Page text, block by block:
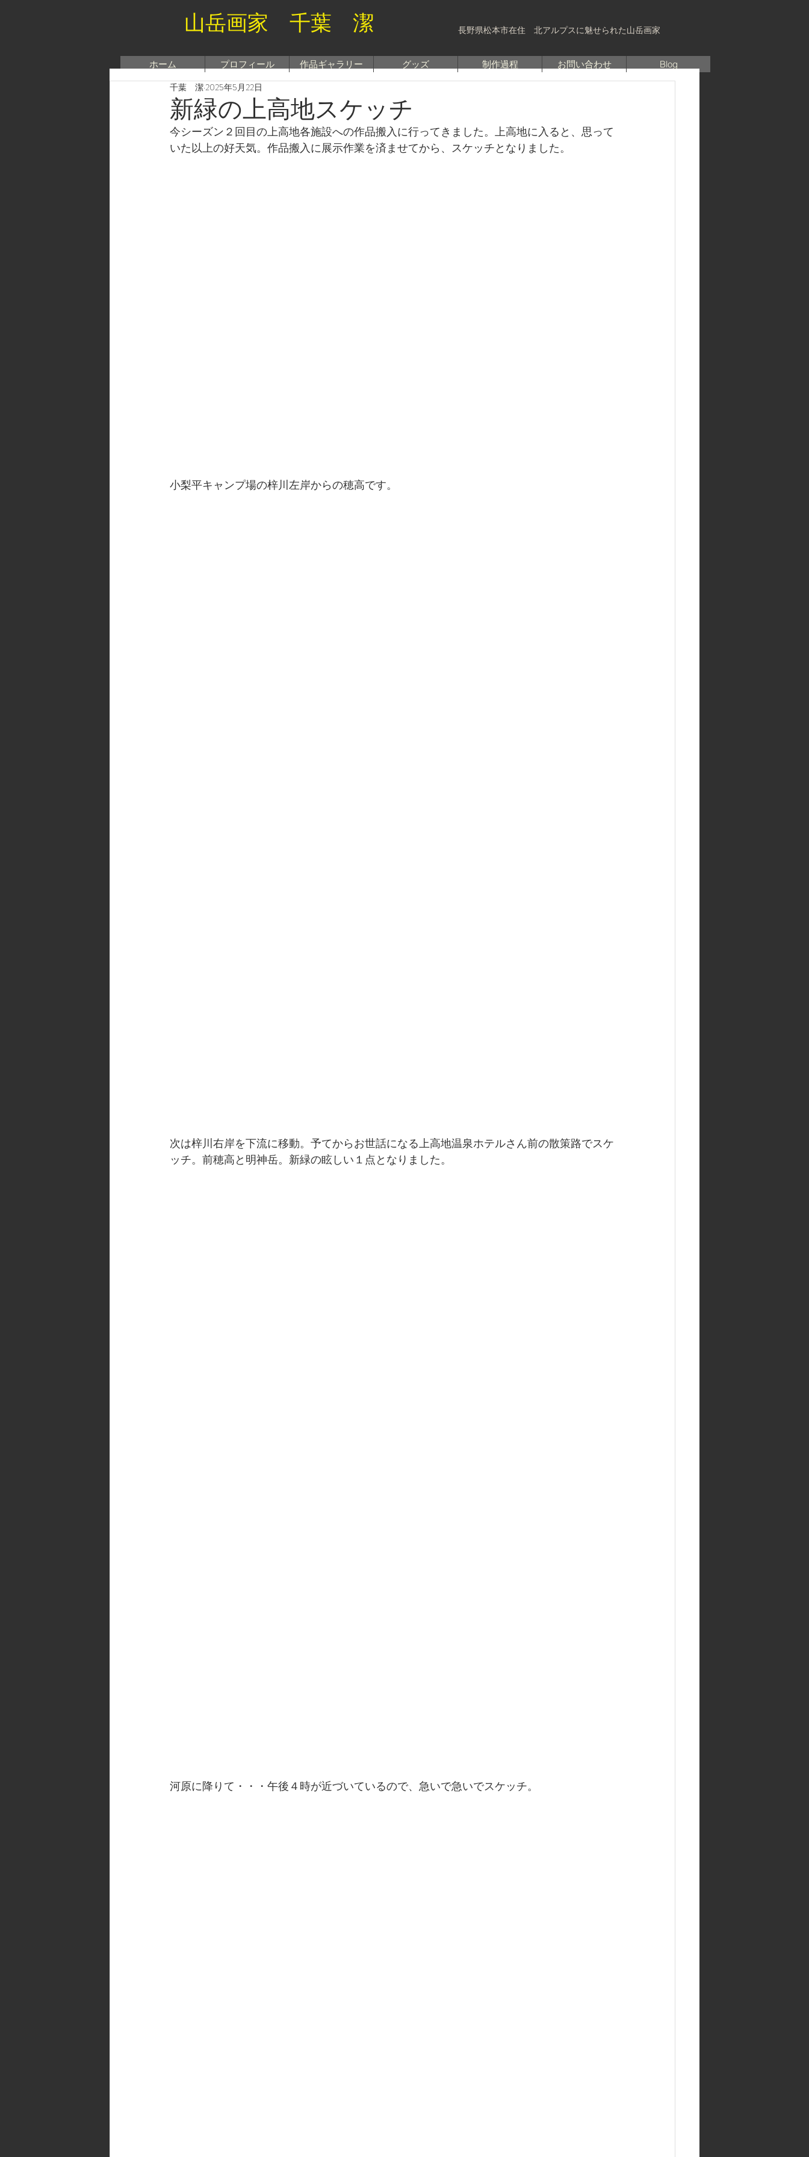
山岳画家 千葉 潔 長野県松本市在住 北アルプスに魅せられた山岳画家
ホーム プロフィール 作品ギャラリー グッズ 制作過程 お問い合わせ Blog
新緑の上高地スケッチ
千葉 潔 2025年5月22日
今シーズン２回目の上高地各施設への作品搬入に行ってきました。上高地に入ると、思って
いた以上の好天気。作品搬入に展示作業を済ませてから、スケッチとなりました。
小梨平キャンプ場の梓川左岸からの穂高です。
次は梓川右岸を下流に移動。予てからお世話になる上高地温泉ホテルさん前の散策路でスケ
ッチ。前穂高と明神岳。新緑の眩しい１点となりました。
河原に降りて・・・午後４時が近づいているので、急いで急いでスケッチ。